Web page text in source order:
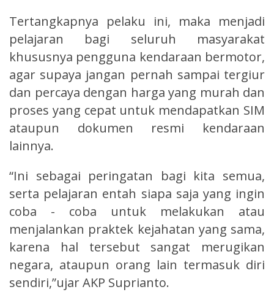
Tertangkapnya pelaku ini, maka menjadi
pelajaran bagi seluruh masyarakat
khususnya pengguna kendaraan bermotor,
agar supaya jangan pernah sampai tergiur
dan percaya dengan harga yang murah dan
proses yang cepat untuk mendapatkan SIM
ataupun dokumen resmi kendaraan
lainnya.
“Ini sebagai peringatan bagi kita semua,
serta pelajaran entah siapa saja yang ingin
coba - coba untuk melakukan atau
menjalankan praktek kejahatan yang sama,
karena hal tersebut sangat merugikan
negara, ataupun orang lain termasuk diri
sendiri,”ujar AKP Suprianto.